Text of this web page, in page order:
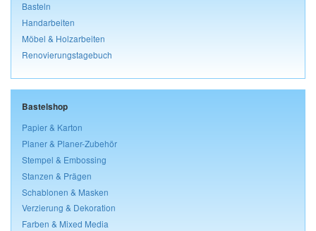
Basteln
Handarbeiten
Möbel & Holzarbeiten
Renovierungstagebuch
Bastelshop
Papier & Karton
Planer & Planer-Zubehör
Stempel & Embossing
Stanzen & Prägen
Schablonen & Masken
Verzierung & Dekoration
Farben & Mixed Media